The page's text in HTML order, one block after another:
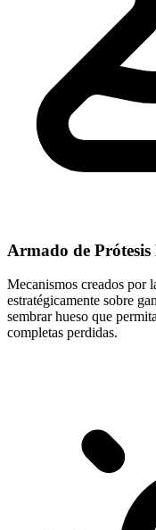
Armado de Prótesis
Mecanismos creados por
estratégicamente sobre
sembrar hueso que
completas perdidas.